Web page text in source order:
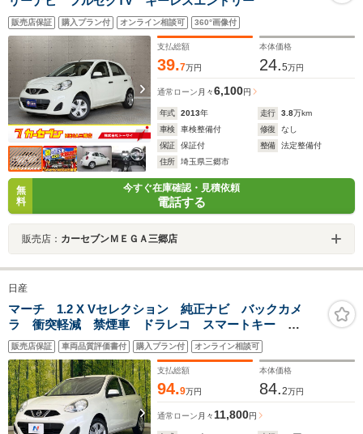
販売店保証 購入プラン付 オンライン相談可 360°画像付
支払総額
39.7万円
本体価格
24.5万円
通常ローン 月々6,100円
年式 2013年 走行 3.8万km
車検
車検整備付 修復
なし
保証
保証付 整備
法定整備付
住所
埼玉県三郷市
無
料
今すぐ在庫確認・見積依頼
電話する
販売店： カーセブンＭＥＧＡ三郷店
日産
マーチ 1.2 X Vセレクション 純正ナビ バックカメ
ラ 衝突軽減 禁煙車 ドラレコ スマートキー
ETC オートハイビーム 車線逸脱警報 オートライ
ト Bluetooth再生
販売店保証 車両品質評価書付 購入プラン付 オンライン相談可
支払総額
94.9万円
本体価格
84.2万円
通常ローン 月々11,800円